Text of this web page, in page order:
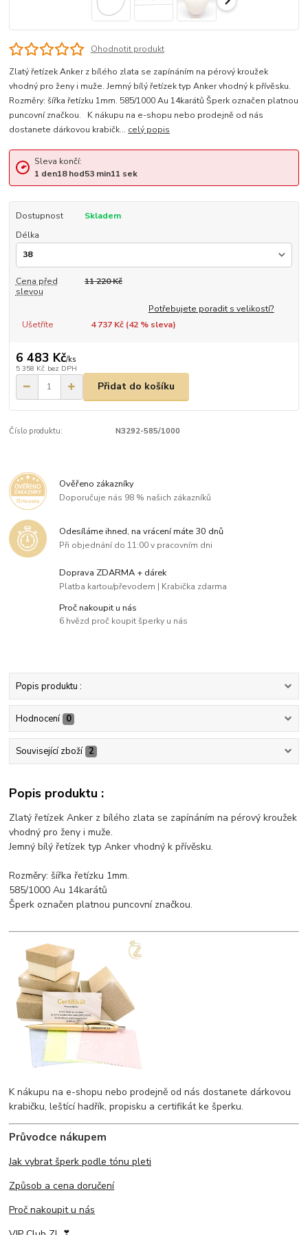
Ohodnotit produkt
Zlatý řetízek Anker z bílého zlata se zapínáním na pérový kroužek
vhodný pro ženy i muže. Jemný bílý řetízek typ Anker vhodný k přívěsku.
Rozměry: šířka řetízku 1mm. 585/1000 Au 14karátů Šperk označen platnou
puncovní značkou. K nákupu na e-shopu nebo prodejně od nás
dostanete dárkovou krabičk... celý popis
Sleva končí:
1 den18hod53min11 sek
Dostupnost
Skladem
Délka
Cena před
slevou
11 220 Kč
Potřebujete poradit s velikostí?
Ušetříte
4 737 Kč (42% sleva)
6 483 Kč/ks
5 358 Kč bez DPH
Přidat do košíku
Číslo produktu: N3292-585/1000
Ověřeno zákazníky
Doporučuje nás 98 % našich zákazníků
Odesíláme ihned, na vrácení máte 30 dnů
Při objednání do 11:00 v pracovním dni
Doprava ZDARMA + dárek
Platba kartou/převodem | Krabička zdarma
Proč nakoupit u nás
6 hvězd proč koupit šperky u nás
Popis produktu :
Hodnocení 0
Související zboží 2
Popis produktu :
Zlatý řetízek Anker z bílého zlata se zapínáním na pérový kroužek
vhodný pro ženy i muže.
Jemný bílý řetízek typ Anker vhodný k přívěsku.
Rozměry: šířka řetízku 1mm.
585/1000 Au 14karátů
Šperk označen platnou puncovní značkou.
K nákupu na e-shopu nebo prodejně od nás dostanete dárkovou
krabičku, leštící hadřík, propisku a certifikát ke šperku.
Průvodce nákupem
Jak vybrat šperk podle tónu pleti
Způsob a cena doručení
Proč nakoupit u nás